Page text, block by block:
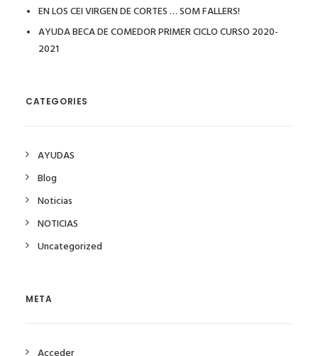
EN LOS CEI VIRGEN DE CORTES … SOM FALLERS!
AYUDA BECA DE COMEDOR PRIMER CICLO CURSO 2020-
2021
CATEGORIES
AYUDAS
Blog
Noticias
NOTICIAS
Uncategorized
META